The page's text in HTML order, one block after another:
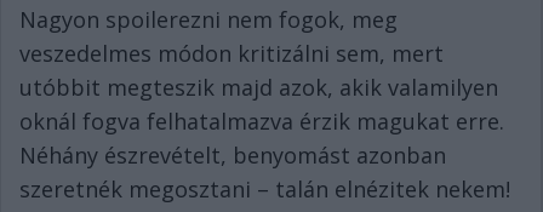
Nagyon spoilerezni nem fogok, meg
veszedelmes módon kritizálni sem, mert
utóbbit megteszik majd azok, akik valamilyen
oknál fogva felhatalmazva érzik magukat erre.
Néhány észrevételt, benyomást azonban
szeretnék megosztani – talán elnézitek nekem!